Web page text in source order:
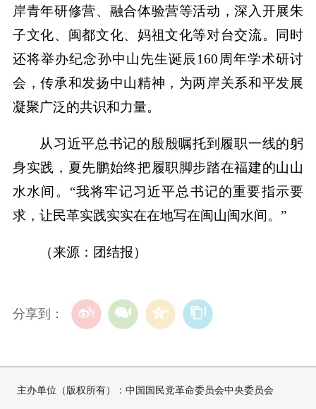
岸青年研修营、融合体验营等活动，深入开展朱
子文化、闽都文化、妈祖文化等对台交流。同时
还将举办纪念孙中山先生诞辰160周年学术研讨
会，传承和发扬中山精神，为两岸关系和平发展
凝聚广泛的共识和力量。
从习近平总书记的殷殷嘱托到履职一线的躬
身实践，夏先鹏始终把履职脚步踏在福建的山山
水水间。“我将牢记习近平总书记的重要指示要
求，让民革实践实实在在地写在闽山闽水间。”
（来源：团结报）
分享到：
主办单位（版权所有）：中国国民党革命委员会中央委员会